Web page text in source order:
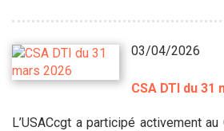
03/04/2026
CSA DTI du 31
L’USACcgt a participé activement